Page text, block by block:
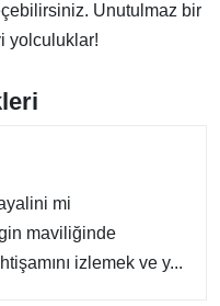
Unutulmaz bir
yolculuklar!
mi
maviliğinde
izlemek ve y...